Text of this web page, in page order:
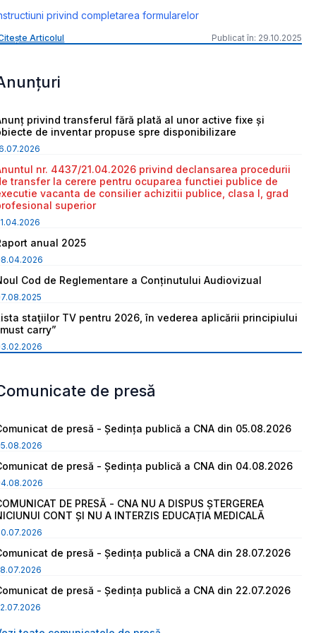
privind completarea formularelor
Articolul Publicat în: 29.10.2025
privind transferul fără plată al unor active fixe și
de inventar propuse spre disponibilizare
nr. 4437/21.04.2026 privind declansarea procedurii
transfer la cerere pentru ocuparea functiei publice de
vacanta de consilier achizitii publice, clasa I, grad
superior
anual 2025
Cod de Reglementare a Conținutului Audiovizual
staţiilor TV pentru 2026, în vederea aplicării principiului
carry”
de presă
de presă - Ședința publică a CNA din 05.08.2026
de presă - Ședința publică a CNA din 04.08.2026
DE PRESĂ - CNA NU A DISPUS ȘTERGEREA
CONT ȘI NU A INTERZIS EDUCAȚIA MEDICALĂ
de presă - Ședința publică a CNA din 28.07.2026
de presă - Ședința publică a CNA din 22.07.2026